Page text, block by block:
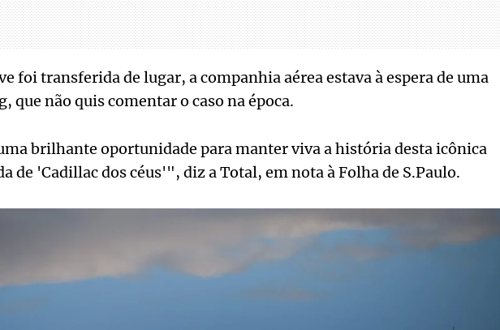
foi transferida de lugar, a companhia aérea estava à espera de uma
que não quis comentar o caso na época.
brilhante oportunidade para manter viva a história desta icônica
de 'Cadillac dos céus'", diz a Total, em nota à Folha de S.Paulo.